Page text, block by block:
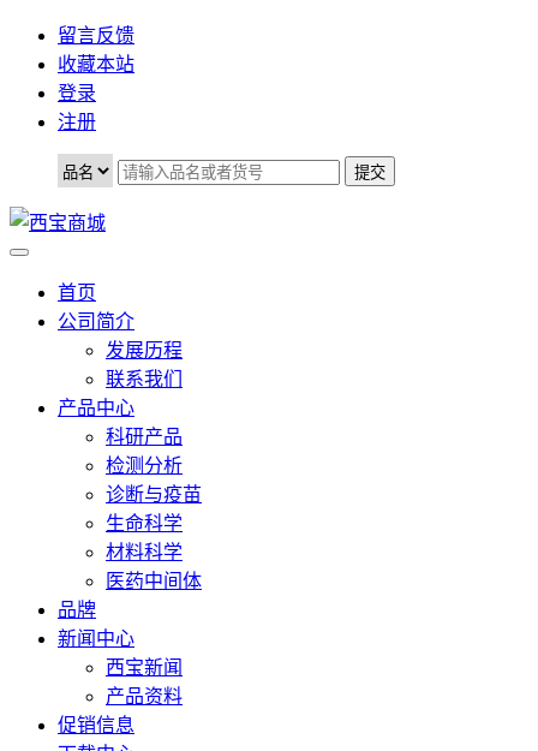
留言反馈
收藏本站
登录
注册
首页
公司简介
发展历程
联系我们
产品中心
科研产品
检测分析
诊断与疫苗
生命科学
材料科学
医药中间体
品牌
新闻中心
西宝新闻
产品资料
促销信息